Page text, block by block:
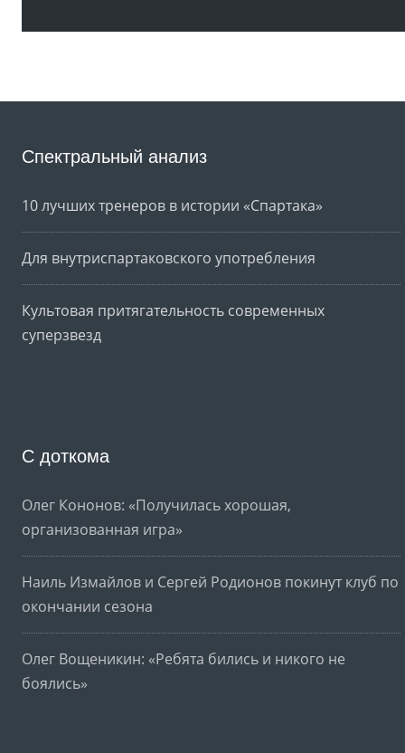
Спектральный анализ
10 лучших тренеров в истории «Спартака»
Для внутриспартаковского употребления
Культовая притягательность современных
суперзвезд
С доткома
Олег Кононов: «Получилась хорошая,
организованная игра»
Наиль Измайлов и Сергей Родионов покинут клуб по
окончании сезона
Олег Вощеникин: «Ребята бились и никого не
боялись»